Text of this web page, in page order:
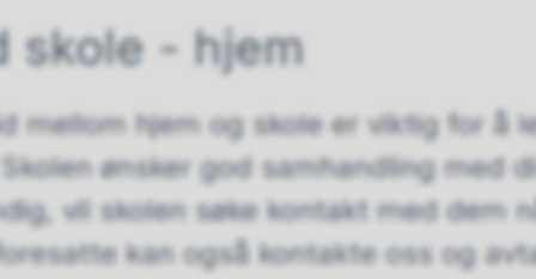
skole - hjem
mellom hjem og skole er viktig for å
ønsker god samhandling med
vil skolen søke kontakt med dem
kan også kontakte oss og